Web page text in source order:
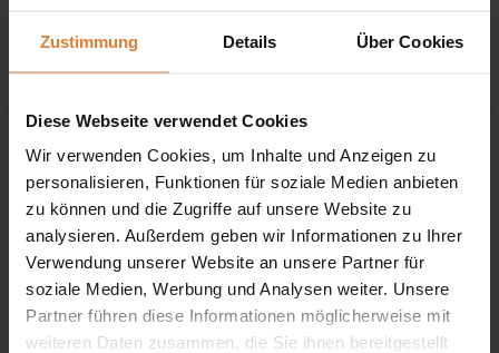
Zustimmung Details Über Cookies
Diese Webseite verwendet Cookies
Wir verwenden Cookies, um Inhalte und Anzeigen zu
personalisieren, Funktionen für soziale Medien anbieten
zu können und die Zugriffe auf unsere Website zu
analysieren. Außerdem geben wir Informationen zu Ihrer
Verwendung unserer Website an unsere Partner für
soziale Medien, Werbung und Analysen weiter. Unsere
Partner führen diese Informationen möglicherweise mit
weiteren Daten zusammen, die Sie ihnen bereitgestellt
🎖️
Freistehendes Möbelstück
PABLO ist einfreistehendes Möbelstück
– seine Rückseite wurde mit dem gleichen
Stoff bezogen wie das gesamte
Möbelstück, sodass es nicht nur an der
Wand, sondern auch in der Mitte des
Wohnzimmers aufgestellt werden kann.